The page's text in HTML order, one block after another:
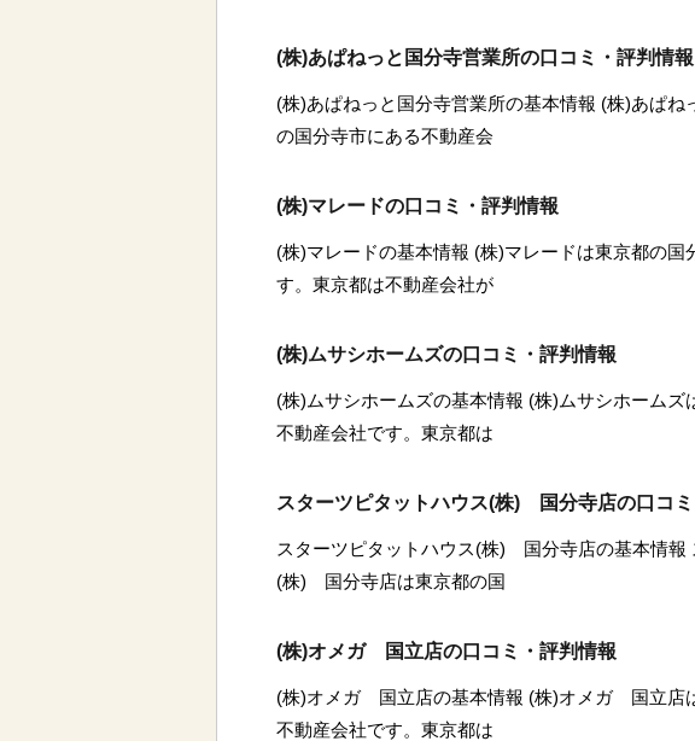
(株)あぱねっと国分寺営業所の口コミ・評判情報
(株)あぱねっと国分寺営業所の基本情報 (株)あぱね
の国分寺市にある不動産会
(株)マレードの口コミ・評判情報
(株)マレードの基本情報 (株)マレードは東京都の国
す。東京都は不動産会社が
(株)ムサシホームズの口コミ・評判情報
(株)ムサシホームズの基本情報 (株)ムサシホームズ
不動産会社です。東京都は
スターツピタットハウス(株) 国分寺店の口コ
スターツピタットハウス(株) 国分寺店の基本情報
(株) 国分寺店は東京都の国
(株)オメガ 国立店の口コミ・評判情報
(株)オメガ 国立店の基本情報 (株)オメガ 国立店
不動産会社です。東京都は